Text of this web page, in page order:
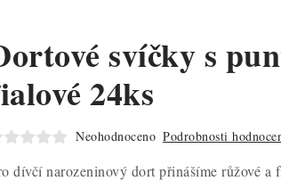
svíčky s
24ks
Neohodnoceno Podrobnosti
dívčí narozeninový dort přinášíme růžové a